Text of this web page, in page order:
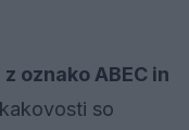
oznako ABEC in
so